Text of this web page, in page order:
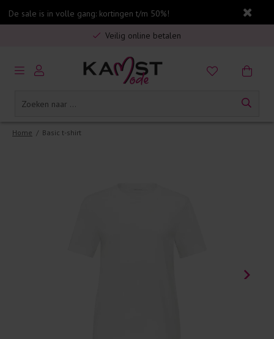
De sale is in volle gang: kortingen t/m 50%!
Gratis verzending in Nederland vanaf €75,-
Veilig online betalen
5% spaarbonus op jouw aankoop
Gratis verzending in Nederland vanaf €75,-
Home / Basic t-shirt